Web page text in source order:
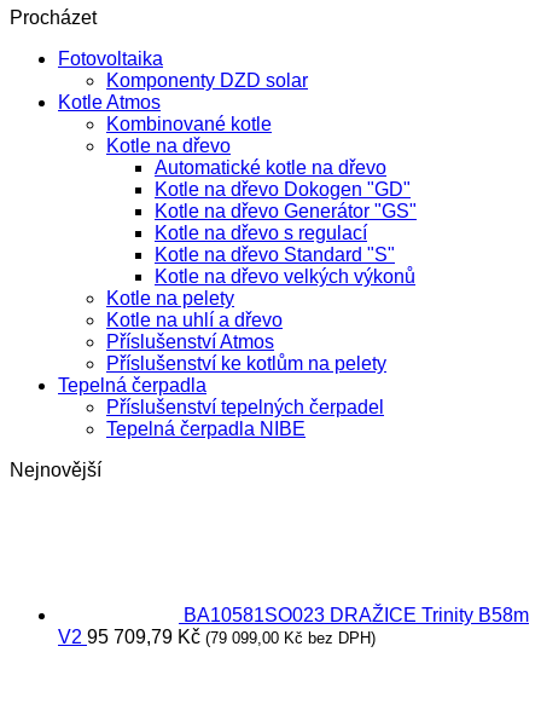
Procházet
Fotovoltaika
Komponenty DZD solar
Kotle Atmos
Kombinované kotle
Kotle na dřevo
Automatické kotle na dřevo
Kotle na dřevo Dokogen "GD"
Kotle na dřevo Generátor "GS"
Kotle na dřevo s regulací
Kotle na dřevo Standard "S"
Kotle na dřevo velkých výkonů
Kotle na pelety
Kotle na uhlí a dřevo
Příslušenství Atmos
Příslušenství ke kotlům na pelety
Tepelná čerpadla
Příslušenství tepelných čerpadel
Tepelná čerpadla NIBE
Nejnovější
BA10581SO023 DRAŽICE Trinity B58m
V2 95 709,79 Kč (79 099,00 Kč bez DPH)